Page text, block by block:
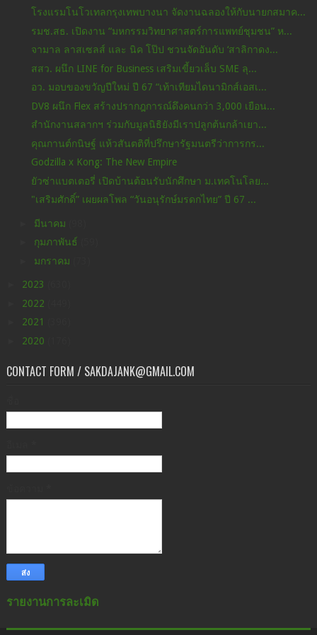
โรงแรมโนโวเทลกรุงเทพบางนา จัดงานฉลองให้กับนายกสมาค...
รมช.สธ. เปิดงาน “มหกรรมวิทยาศาสตร์การแพทย์ชุมชน” ห...
จามาล ลาสเซลส์ และ นิค โป๊ป ชวนจัดอันดับ ‘สาลิกาดง...
สสว. ผนึก LINE for Business เสริมเขี้ยวเล็บ SME ลุ...
อว. มอบของขวัญปีใหม่ ปี 67 “เท้าเทียมไดนามิกส์เอสเ...
DV8 ผนึก Flex สร้างปรากฎการณ์ดึงคนกว่า 3,000 เยือน...
สำนักงานสลากฯ ร่วมกับมูลนิธิยังมีเราปลูกต้นกล้าเยา...
คุณกานต์กนิษฐ์ แห้วสันตติที่ปรึกษารัฐมนตรีว่าการกร...
Godzilla x Kong: The New Empire
ยัวซ่าแบตเตอรี่ เปิดบ้านต้อนรับนักศึกษา ม.เทคโนโลย...
"เสริมศักดิ์” เผยผลโพล “วันอนุรักษ์มรดกไทย” ปี 67 ...
มีนาคม
กุมภาพันธ์
มกราคม
2023
2022
2021
2020
CONTACT FORM / SAKDAJANK@GMAIL.COM
รายงานการละเมิด